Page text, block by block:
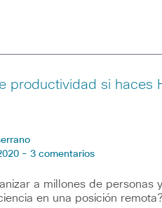
productividad si haces
- 3 comentarios
a millones de personas
en una posición